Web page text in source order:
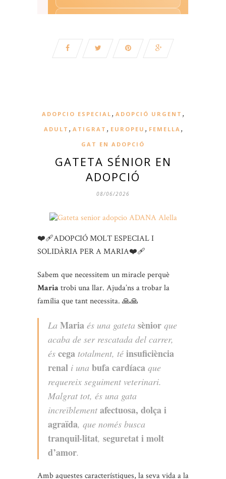
ADOPCIO ESPECIAL , ADOPCIÓ URGENT ,
ADULT , ATIGRAT , EUROPEU , FEMELLA ,
GAT EN ADOPCIÓ
GATETA SÉNIOR EN
ADOPCIÓ
08/06/2026
❤️‍🩹ADOPCIÓ MOLT ESPECIAL I
SOLIDÀRIA PER A MARIA❤️‍🩹
Sabem que necessitem un miracle perquè
Maria trobi una llar. Ajuda’ns a trobar la
família que tant necessita. 🙏🙏
La Maria és una gateta sènior que
acaba de ser rescatada del carrer,
és cega totalment, té insuficiència
renal i una bufa cardíaca que
requereix seguiment veterinari.
Malgrat tot, és una gata
increïblement afectuosa, dolça i
agraïda, que només busca
tranquil·litat, seguretat i molt
d’amor.
Amb aquestes característiques, la seva vida a la